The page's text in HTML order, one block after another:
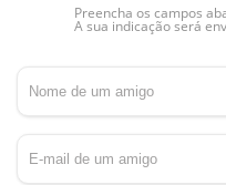
Preencha os campos
A sua indicação será